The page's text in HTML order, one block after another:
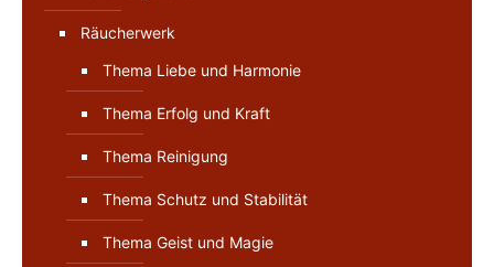
Räucherwerk
Thema Liebe und Harmonie
Thema Erfolg und Kraft
Thema Reinigung
Thema Schutz und Stabilität
Thema Geist und Magie